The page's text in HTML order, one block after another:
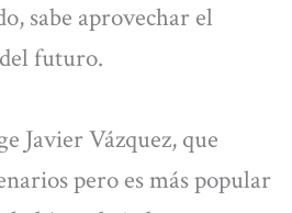
sabe aprovechar el
futuro.
Javier Vázquez, que
pero es más popular